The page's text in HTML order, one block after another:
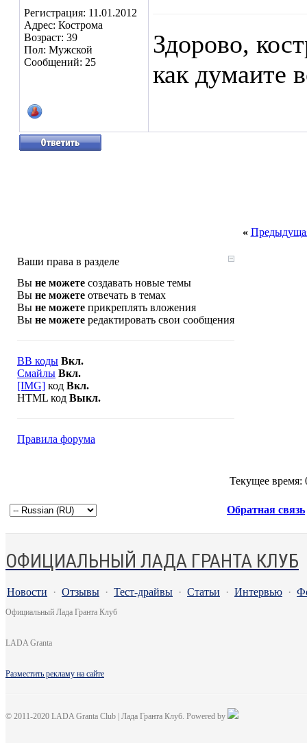
Регистрация: 11.01.2012
Адрес: Кострома
Возраст: 39
Пол: Мужской
Сообщений: 25
Здорово,
как думаите
«
Ваши права в разделе
Вы не можете создавать новые темы
Вы не можете отвечать в темах
Вы не можете прикреплять вложения
Вы не можете редактировать свои сообщения
BB коды Вкл.
Смайлы Вкл.
[IMG] код Вкл.
HTML код Выкл.
Правила форума
Текущее время:
Обратная связь
ОФИЦИАЛЬНЫЙ ЛАДА ГРАНТА КЛУБ
Новости · Отзывы · Тест-драйвы · Статьи · Интервью ·
Официальный Лада Гранта Клуб
LADA Granta
Разместить рекламу на сайте
© 2011-2020 LADA Granta Club | Лада Гранта Клуб. Powered by